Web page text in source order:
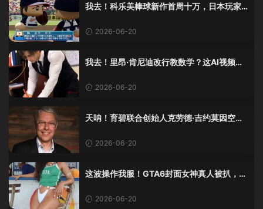
我去！科乐美棒球新作首周十万，日本玩家
2026-06-20
我去！里昂·肯尼迪改行教数学？这AI视频全
2026-06-20
天呐！育碧联合创始人克劳德·吉约莫因空难
2026-06-20
这波操作我服！GTA6封面女神真人被扒，网
2026-06-20